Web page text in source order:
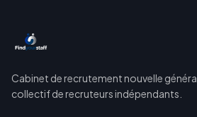
Cabinet de recrutement nouvelle
collectif de recruteurs indépendants.